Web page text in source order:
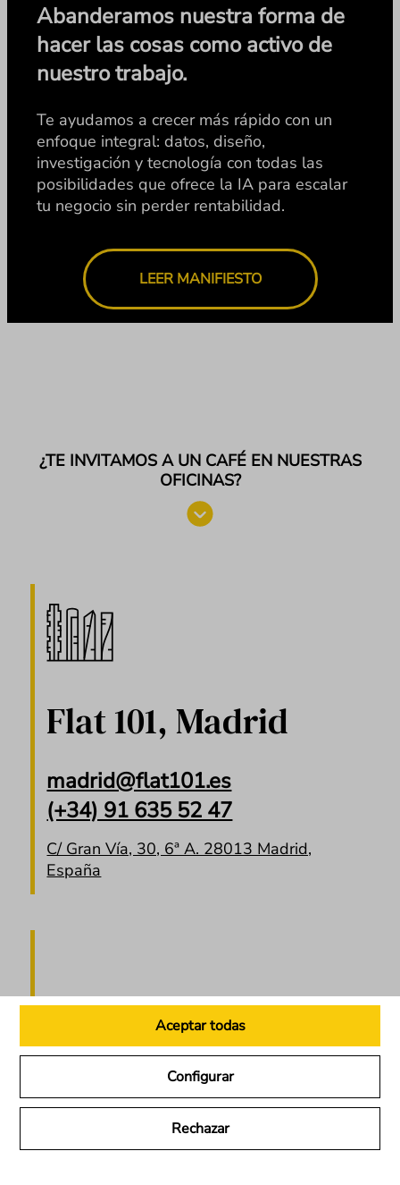
Configurar
Rechazar
Aceptar todas
Abanderamos nuestra forma de
hacer las cosas como activo de
nuestro trabajo.
Te ayudamos a crecer más rápido con un
enfoque integral: datos, diseño,
investigación y tecnología con todas las
posibilidades que ofrece la IA para escalar
tu negocio sin perder rentabilidad.
LEER MANIFIESTO
¿TE INVITAMOS A UN CAFÉ EN NUESTRAS
OFICINAS?
Flat 101, Madrid
madrid@flat101.es
(+34) 91 635 52 47
C/ Gran Vía, 30, 6ª A. 28013 Madrid,
España
Flat 101, Barcelona
barcelona@flat101.es
(+34) 93 415 97 05